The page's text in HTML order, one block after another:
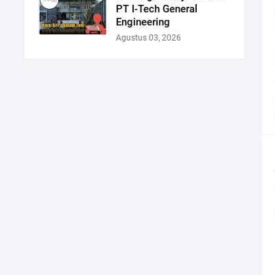
PT I-Tech General
Engineering
Agustus 03, 2026